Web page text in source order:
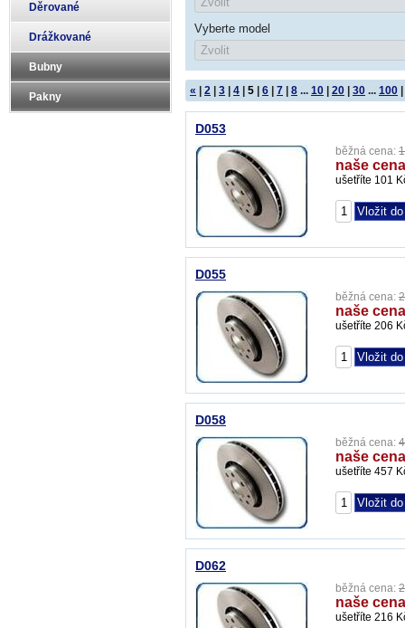
Děrované
Drážkované
Bubny
Pakny
Vyberte model
« 2 3 4 5 6 7 8 ... 10 20 30 ... 100
D053
běžná cena:
naše
ušetříte 101
D055
běžná cena:
naše
ušetříte 206
D058
běžná cena:
naše
ušetříte 457
D062
běžná cena:
naše
ušetříte 216